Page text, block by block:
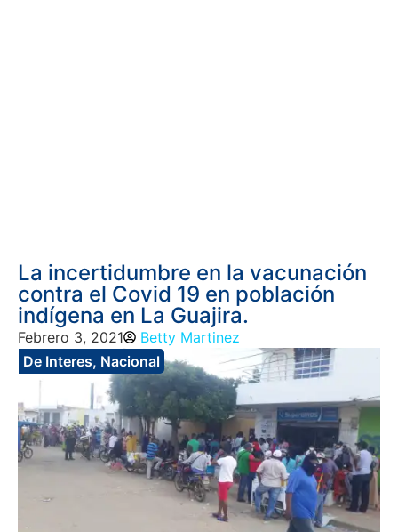
La incertidumbre en la vacunación
contra el Covid 19 en población
indígena en La Guajira.
Febrero 3, 2021
Betty Martinez
De Interes, Nacional